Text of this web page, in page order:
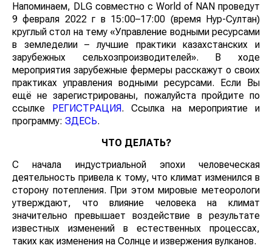
Напоминаем, DLG совместно с World of NAN проведут
9 февраля 2022 г в 15:00–17:00 (время Нур-Султан)
круглый стол на тему «Управление водными ресурсами
в земледелии – лучшие практики казахстанских и
зарубежных сельхозпроизводителей». В ходе
мероприятия зарубежные фермеры расскажут о своих
практиках управления водными ресурсами. Если Вы
ещё не зарегистрированы, пожалуйста пройдите по
ссылке
РЕГИСТРАЦИЯ. Cсылка на мероприятие и
программу: ЗДЕСЬ.
ЧТО ДЕЛАТЬ?
С начала индустриальной эпохи человеческая
деятельность привела к тому, что климат изменился в
сторону потепления. При этом мировые метеорологи
утверждают, что влияние человека на климат
значительно превышает воздействие в результате
известных изменений в естественных процессах,
таких как изменения на Солнце и извержения вулканов.